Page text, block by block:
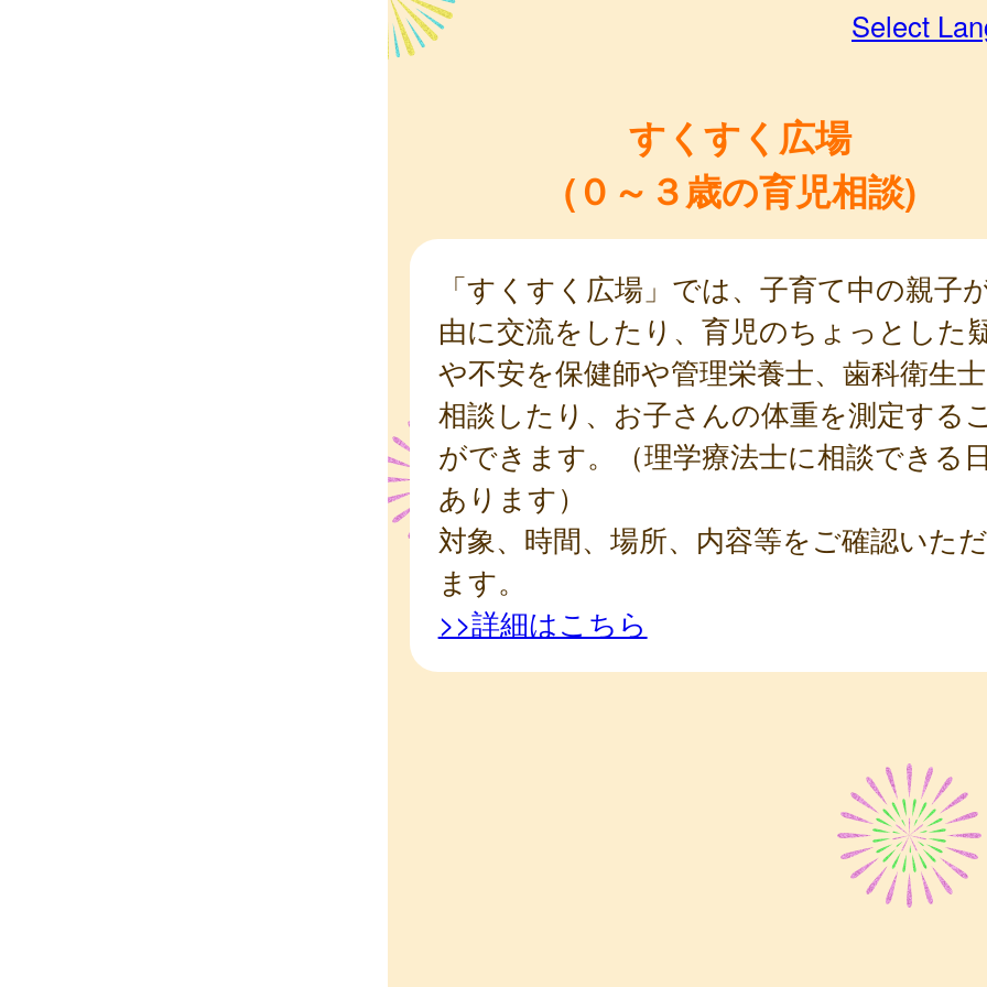
Select
すくすく広場
(０～３歳の育児相談)
「すくすく広場」では、子育て中の親子
由に交流をしたり、育児のちょっとした
や不安を保健師や管理栄養士、歯科衛生
相談したり、お子さんの体重を測定する
ができます。（理学療法士に相談できる
あります）
対象、時間、場所、内容等をご確認いた
ます。
>>詳細はこちら